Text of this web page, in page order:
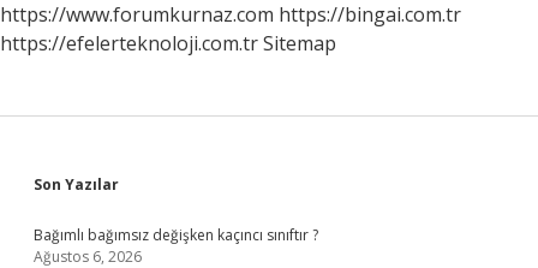
https://www.forumkurnaz.com https://bingai.com.tr
https://efelerteknoloji.com.trSitemap
Sidebar
Son Yazılar
Bağımlı bağımsız değişken kaçıncı sınıftır ?
Ağustos 6, 2026